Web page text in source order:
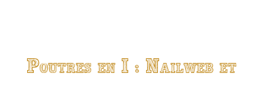
Poutres en I : Nailweb et